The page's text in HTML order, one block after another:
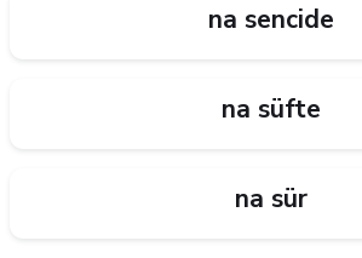
na sencide
na süfte
na sür